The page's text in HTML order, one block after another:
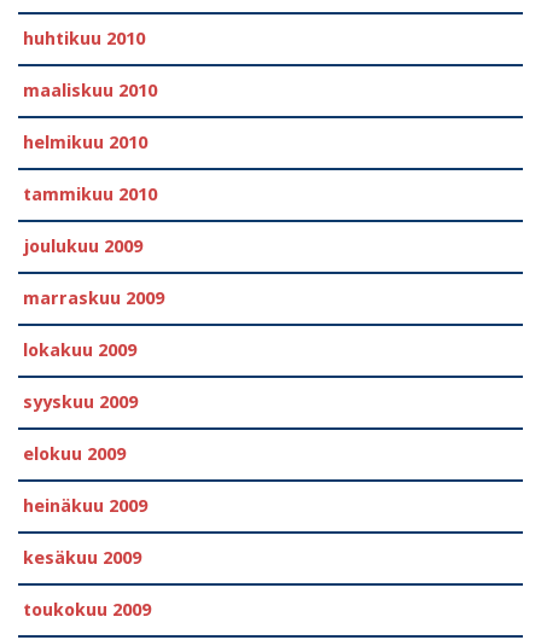
huhtikuu 2010
maaliskuu 2010
helmikuu 2010
tammikuu 2010
joulukuu 2009
marraskuu 2009
lokakuu 2009
syyskuu 2009
elokuu 2009
heinäkuu 2009
kesäkuu 2009
toukokuu 2009